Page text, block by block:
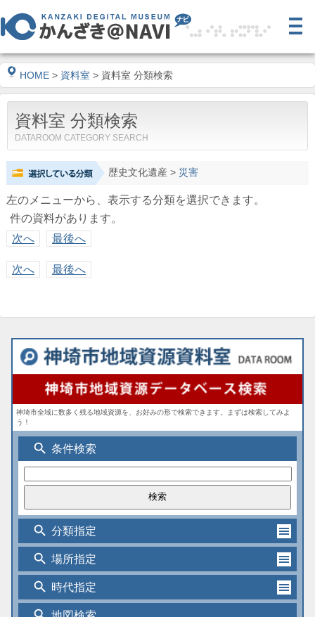
HOME > 資料室 > 資料室 分類検索
資料室 分類検索
DATAROOM CATEGORY SEARCH
歴史文化遺産> 災害
左のメニューから、表示する分類を選択できます。
件の資料があります。
次へ
最後へ
次へ 最後へ
神埼市全域に数多く残る地域資源を、お好みの形で検索できます。まずは検索してみよ
う！
search 条件検索
search 分類指定
search 場所指定
search 時代指定